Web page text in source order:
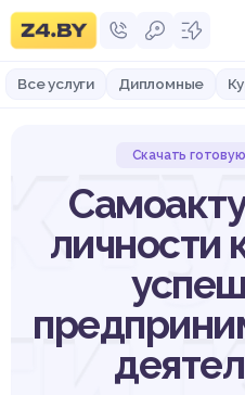
Все услуги Дипломные
Скачать
личности